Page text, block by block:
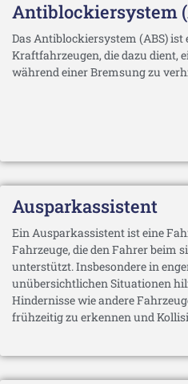
Antiblockiersystem
Das Antiblockiersystem (ABS)
Kraftfahrzeugen, die dazu dient,
während einer Bremsung zu
Ausparkassistent
Ein Ausparkassistent ist eine
Fahrzeuge, die den Fahrer beim
unterstützt. Insbesondere in
unübersichtlichen Situationen
Hindernisse wie andere
frühzeitig zu erkennen und